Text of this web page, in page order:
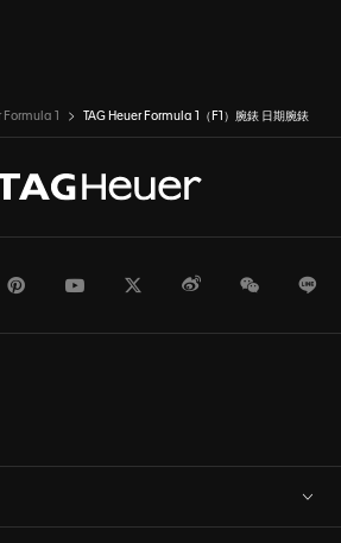
Formula 1 TAG Heuer Formula 1（F1）腕錶 日期腕錶
PinterestYoutubeTwitterWeiboWeChat